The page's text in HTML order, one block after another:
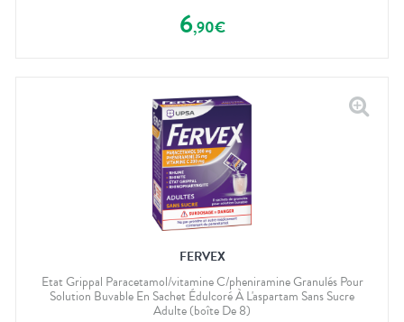
6,90€
FERVEX
Etat Grippal Paracetamol/vitamine C/pheniramine Granulés Pour
Solution Buvable En Sachet Édulcoré À L'aspartam Sans Sucre
Adulte (boîte De 8)